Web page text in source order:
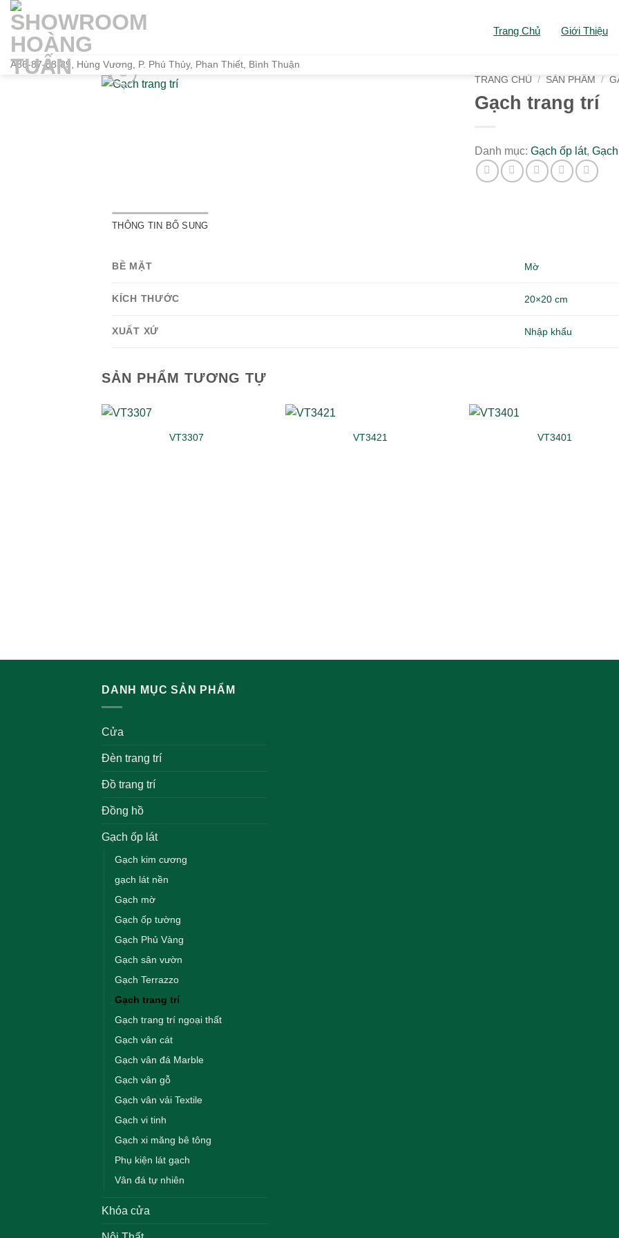
Bỏ
qua
dung
Trang Chủ Giới Thiệu
A86-87-88-89, Hùng Vương, P. Phú Thủy, Phan Thiết, Bình Thuận
TRANG CHỦ
/ SẢN PHẨM /
Gạch trang trí
Danh mục: Gạch ốp lát,
THÔNG TIN BỔ SUNG
BỀ MẶT Mờ
KÍCH THƯỚC 20×20 cm
XUẤT XỨ Nhập khẩu
SẢN PHẨM TƯƠNG TỰ
VT3307 VT3421 VT3401
DANH MỤC SẢN PHẨM
Cửa
Đèn trang trí
Đồ trang trí
Đồng hồ
Gạch ốp lát
Gạch kim cương
gạch lát nền
Gạch mờ
Gạch ốp tường
Gạch Phủ Vàng
Gạch sân vườn
Gạch Terrazzo
Gạch trang trí
Gạch trang trí ngoại thất
Gạch vân cát
Gạch vân đá Marble
Gạch vân gỗ
Gạch vân vải Textile
Gạch vi tinh
Gạch xi măng bê tông
Phụ kiện lát gạch
Vân đá tự nhiên
Khóa cửa